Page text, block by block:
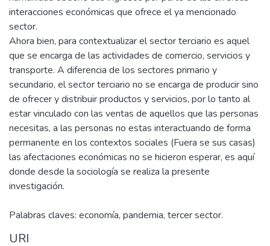
interacciones económicas que ofrece el ya mencionado
sector.
Ahora bien, para contextualizar el sector terciario es aquel
que se encarga de las actividades de comercio, servicios y
transporte. A diferencia de los sectores primario y
secundario, el sector terciario no se encarga de producir sino
de ofrecer y distribuir productos y servicios, por lo tanto al
estar vinculado con las ventas de aquellos que las personas
necesitas, a las personas no estas interactuando de forma
permanente en los contextos sociales (Fuera se sus casas)
las afectaciones económicas no se hicieron esperar, es aquí
donde desde la sociología se realiza la presente
investigación.
Palabras claves: economía, pandemia, tercer sector.
URI